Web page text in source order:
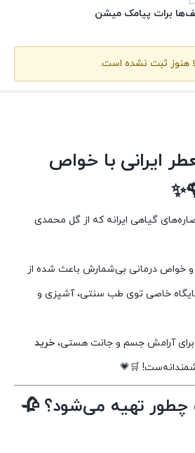
برات پیامک میشن
هنوز ثبت نشده است.
ایرانی با خواص
گیاهی ایرانه که از گل محمدی
خواص درمانی بی‌شمارش باعث شده از
جایگاه خاصی توی طب سنتی، آشپزی و
برای آرامش جسم و جانت هستی، خرید
🛒💗
تهیه می‌شود؟ 🥀